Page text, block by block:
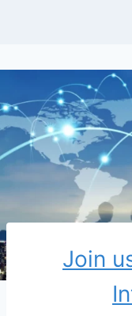
Join